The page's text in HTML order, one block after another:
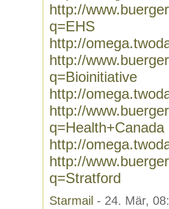
http://
q=EHS
http://
http://
q=Bioinitiative
http://
http://
q=Health+Canada
http://
http://
q=Stratford
Starmail - 24. Mär,